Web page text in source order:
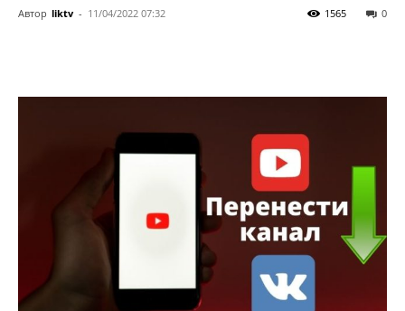
Автор liktv - 11/04/2022 07:32 0
1565